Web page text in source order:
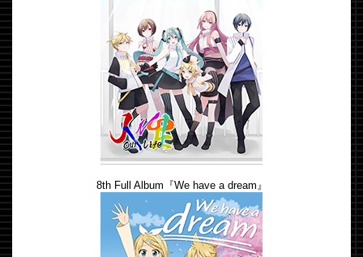
8th Full Album『We have a dream』